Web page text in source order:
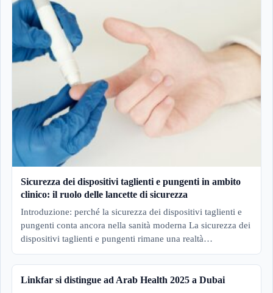
Sicurezza dei dispositivi taglienti e pungenti in ambito
clinico: il ruolo delle lancette di sicurezza
Introduzione: perché la sicurezza dei dispositivi taglienti e
pungenti conta ancora nella sanità moderna La sicurezza dei
dispositivi taglienti e pungenti rimane una realtà…
Linkfar si distingue ad Arab Health 2025 a Dubai